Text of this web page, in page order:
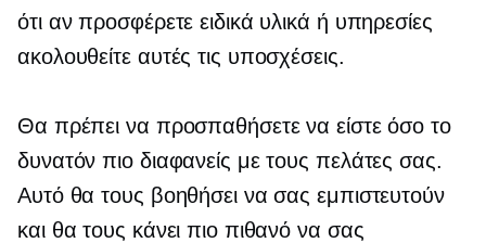
ότι αν προσφέρετε ειδικά υλικά ή υπηρεσίες
ακολουθείτε αυτές τις υποσχέσεις.
Θα πρέπει να προσπαθήσετε να είστε όσο το
δυνατόν πιο διαφανείς με τους πελάτες σας.
Αυτό θα τους βοηθήσει να σας εμπιστευτούν
και θα τους κάνει πιο πιθανό να σας